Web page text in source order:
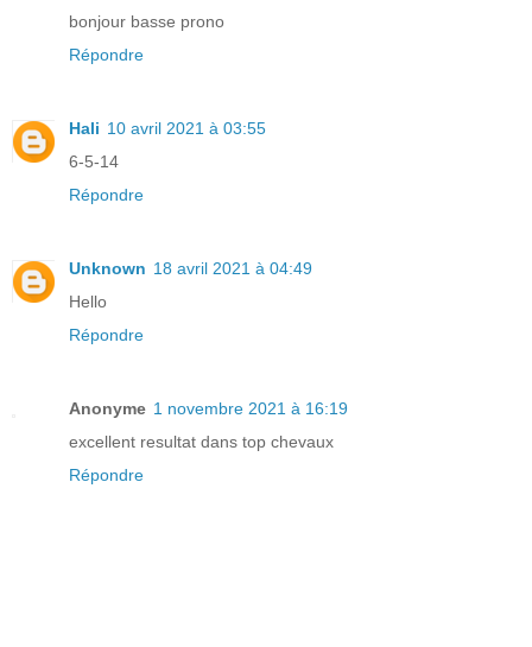
bonjour basse prono
Répondre
Hali 10 avril 2021 à 03:55
6-5-14
Répondre
Unknown 18 avril 2021 à 04:49
Hello
Répondre
Anonyme 1 novembre 2021 à 16:19
excellent resultat dans top chevaux
Répondre